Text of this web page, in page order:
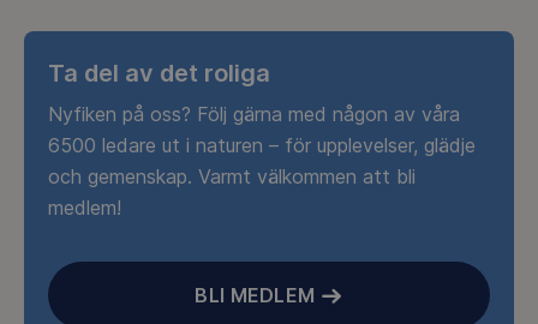
Ta del av det roliga
Nyfiken på oss? Följ gärna med någon av våra
6500 ledare ut i naturen – för upplevelser, glädje
och gemenskap. Varmt välkommen att bli
medlem!
BLI MEDLEM